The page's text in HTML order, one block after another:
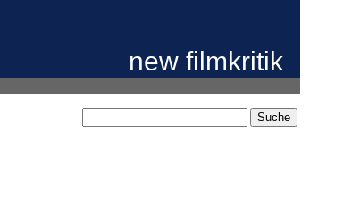
new filmkritik